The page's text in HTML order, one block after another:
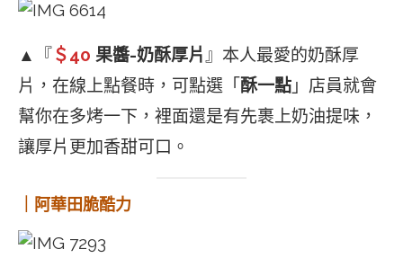
▲『＄40 果醬-奶酥厚片 』本人最愛的奶酥厚
片，在線上點餐時，可點選「 酥一點 」店員就會
幫你在多烤一下，裡面還是有先裹上奶油提味，
讓厚片更加香甜可口。
｜阿華田脆酷力